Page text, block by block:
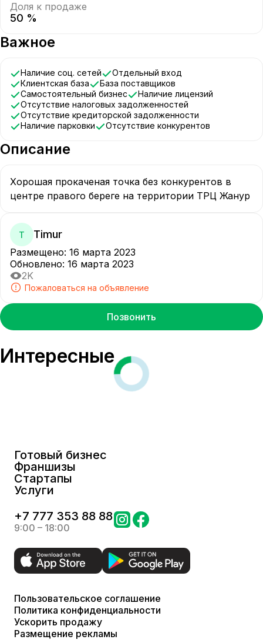
Доля к продаже
50 %
Важное
Наличие соц. сетей
Отдельный вход
Клиентская база
База поставщиков
Самостоятельный бизнес
Наличие лицензий
Отсутствие налоговых задолженностей
Отсутствие кредиторской задолженности
Наличие парковки
Отсутствие конкурентов
Описание
Хорошая прокаченая точка без конкурентов в
центре правого береге на территории ТРЦ Жанур
T Timur
Размещено: 16 марта 2023
Обновлено: 16 марта 2023
2K
Пожаловаться на объявление
Позвонить
Интересные
Готовый бизнес
Франшизы
Стартапы
Услуги
+7 777 353 88 88
9:00 – 18:00
Пользовательское соглашение
Политика конфиденциальности
Ускорить продажу
Размещение рекламы